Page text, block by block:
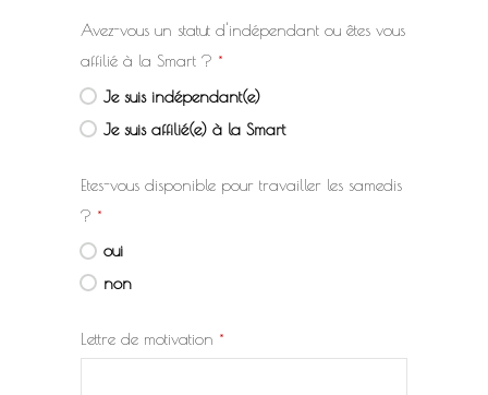
Avez-vous un statut d'indépendant ou êtes vous
affilié à la Smart ? *
Je suis indépendant(e)
Je suis affilié(e) à la Smart
Etes-vous disponible pour travailler les samedis
? *
oui
non
Lettre de motivation *